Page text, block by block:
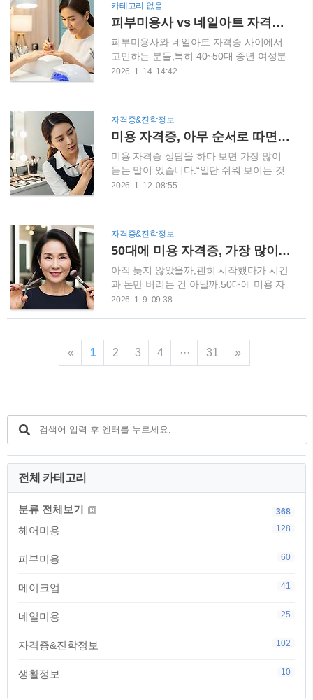
지속 가능한 직업인가이 기준으로 보면화
려해 보이는 분야보다 안정적인 분야가 답
입니다. 1단계 – 헤어 자격증은 여전히 중
심..
신 분들께도, 이제 고민 중인 분들께도 꼭
필요한 이야기입니다. 미용 자격증 순서,
생각보다 정말 중요합니다미용 자격증은
많고, 선택지는 넓어 보입니다.그래서 많은
분들이 이렇게 시작합니다.“일단 쉬워 보이
면 시간과 비용, 체력까지 동시에 소모됩니
다. 시간과 비용을 두 번 쓰게 되는 대표적
인 사례 가장 흔한 경우가 이렇습니다.네일
이나 메이크업부터 시..
카테고리 없음
피부미용사 vs 네일아트 자격증, 중년 여성에게 더 맞는 선택은?
피부미용사와 네일아트 자격증 사이에서
고민하는 분들,특히 40~50대 중년 여성분
들의 상담을 정말 많이 받아왔습니다.저는
용 이야기가 아니라, 수강생들의 합격·탈락
·중도포기 사례를 모두 지켜본 사람의 솔직
한 현실 조언입니다.“뭐가 더 좋을까?”가
아니라 나에게 맞는 선택은 무엇일까?를
기준으로 읽어보시길 바랍니다. 40~50대
까?”“체력적으로 버틸 수 있을까?”“취업이
될까, 아니면 돈만 쓰는 걸까?”젊은 수강생
과 달리, 중년 수강생은 시간과 비용을 실
패로 쓰기 ..
2026. 1. 14. 14:42
자격증&진학정보
미용 자격증, 아무 순서로 따면 안 됩니다
미용 자격증 상담을 하다 보면 가장 많이
듣는 말이 있습니다.“일단 쉬워 보이는 것
부터 딸까요?”솔직히 말씀드리면, 이 생각
미용 현장에서 20년 넘게 강사로 일해왔습
니다.오늘은 현장에서 실제로 살아남는 순
서,그리고 중도 포기 없이 이어갈 수 있는
현실적인 루트를 정리해 드리겠습니다. 20
년 현장 강사가 말하는 현실적인 취득 순서
다.취업, 창업, 프리랜서, 강사까지 확장성
이 가장 큰 기본 자격증입니다.연령 제한도
거의 없고,경력을 쌓으면 단골과 기술이 함
2026. 1. 12. 08:55
자격증&진학정보
50대에 미용 자격증, 가장 많이 묻는 질문들
아직 늦지 않았을까,괜히 시작했다가 시간
과 돈만 버리는 건 아닐까.50대에 미용 자
격증을 고민하시는 분들과 상담을 하다 보
업·이용사) 자격증을 모두 취득하고,현장에
서 그리고 강단에서 20년 넘게 사람들을 가
르쳐 왔습니다.오늘은 홍보도, 희망고문도
질문은 상담의 시작이자 끝입니다.솔직히
과 이미지, 속도가 중요한 구조이기 때문입
용, 복지시설 연계 쪽으로 시선을 돌리면
2026. 1. 9. 09:38
« 1 2 3 4 ··· 31 »
전체 카테고리
분류 전체보기 368
헤어미용 128
피부미용 60
메이크업 41
네일미용 25
자격증&진학정보 102
생활정보 10